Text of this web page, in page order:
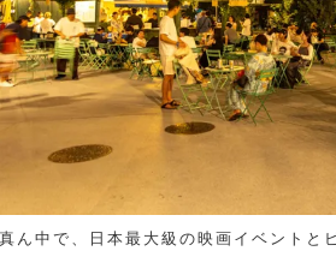
ん中で、日本最大級の映画イベントと